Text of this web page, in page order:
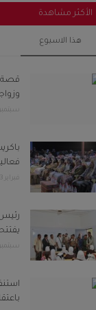
الأكثر مشاهدة
هذا الاسبوع
قصة
سبتمبر 28, 2022
فبراير 13, 2025
رئيس
سبتمبر 29, 2025
باعتقال 8 من